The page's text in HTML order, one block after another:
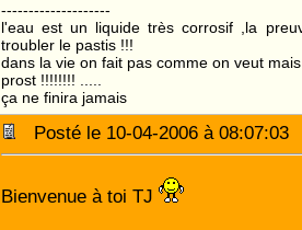
--------------------
l'eau est un liquide très corrosif ,la
troubler le pastis !!!
dans la vie on fait pas comme on veut
prost !!!!!!!! .....
ça ne finira jamais
Posté le 10-04-2006 à
Bienvenue à toi TJ